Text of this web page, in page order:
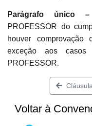
Parágrafo único
PROFESSOR do
houver comprovação
exceção aos
PROFESSOR.
Voltar à